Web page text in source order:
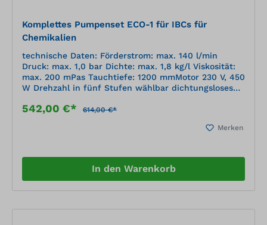
Komplettes Pumpenset ECO-1 für IBCs für
Chemikalien
technische Daten: Förderstrom: max. 140 l/min
Druck: max. 1,0 bar Dichte: max. 1,8 kg/l Viskosität:
max. 200 mPas Tauchtiefe: 1200 mmMotor 230 V, 450
W Drehzahl in fünf Stufen wählbar dichtungsloses
Schlauch DN 19, Zapfpistole PP/FPM/A2
542,00 €* 614,00 €*
Merken
In den Warenkorb